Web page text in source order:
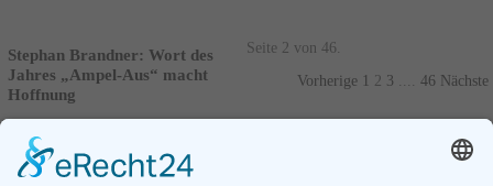
Stephan Brandner: Wort des
Jahres „Ampel-Aus“ macht
Hoffnung
Die Gesellschaft für deutsche
Sprache (GfdS) in Wiesbaden teilte
mit, dass „Ampel-Aus“ zum „Wort
Seite 2 von 46.
Vorherige 1 2 3 46 Nächste